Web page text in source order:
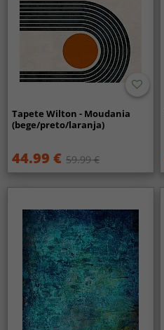
Tapete Wilton - Moudania
(bege/preto/laranja)
44.99 € 59.99 €